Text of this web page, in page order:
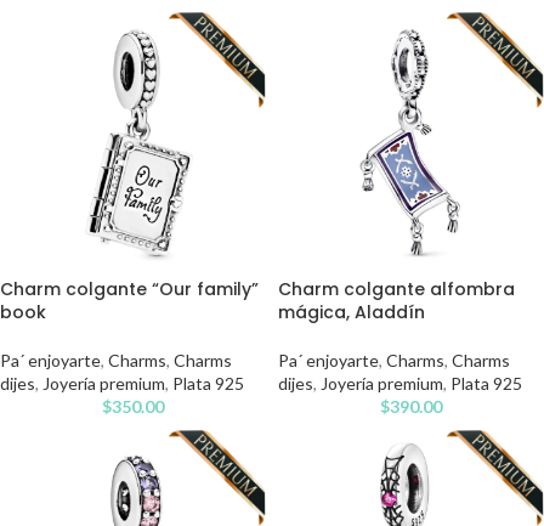
Charm colgante “Our family”
book
Pa´ enjoyarte, Charms, Charms
dijes, Joyería premium, Plata 925
$350.00
Charm colgante alfombra
mágica, Aladdín
Pa´ enjoyarte, Charms, Charms
dijes, Joyería premium, Plata 925
$390.00